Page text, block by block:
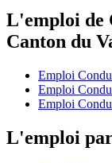
L'emploi de
Canton du
Emploi
Emploi
Emploi
L'emploi